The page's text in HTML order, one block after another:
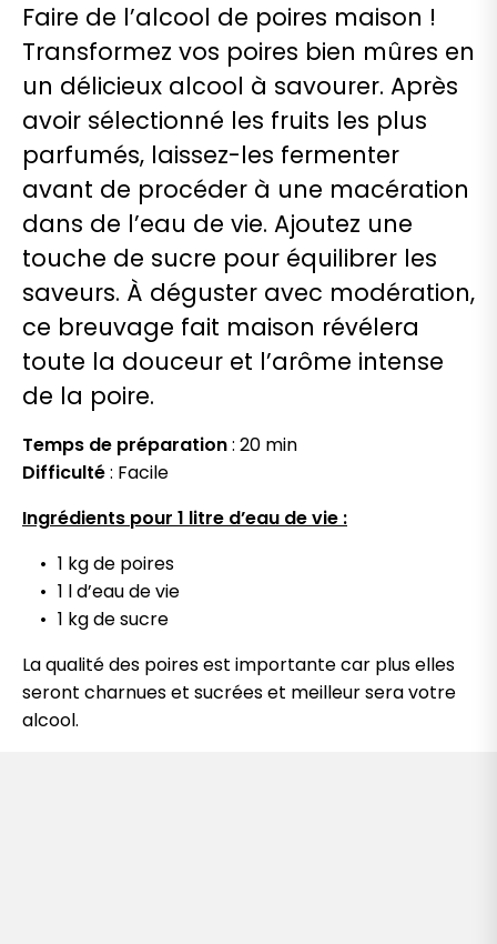
Faire de l’alcool de poires maison !
Transformez vos poires bien mûres en
un délicieux alcool à savourer. Après
avoir sélectionné les fruits les plus
parfumés, laissez-les fermenter
avant de procéder à une macération
dans de l’eau de vie. Ajoutez une
touche de sucre pour équilibrer les
saveurs. À déguster avec modération,
ce breuvage fait maison révélera
toute la douceur et l’arôme intense
de la poire.
Temps de préparation: 20 min
Difficulté: Facile
Ingrédients pour 1 litre d’eau de vie :
1 kg de poires
1 l d’eau de vie
1 kg de sucre
La qualité des poires est importante car plus elles
seront charnues et sucrées et meilleur sera votre
alcool.